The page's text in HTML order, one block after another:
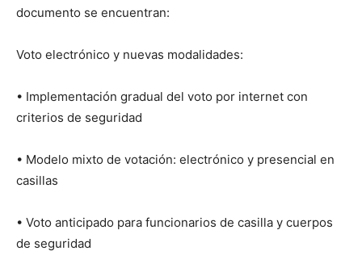
documento se encuentran:
Voto electrónico y nuevas modalidades:
• Implementación gradual del voto por internet con
criterios de seguridad
• Modelo mixto de votación: electrónico y presencial en
casillas
• Voto anticipado para funcionarios de casilla y cuerpos
de seguridad